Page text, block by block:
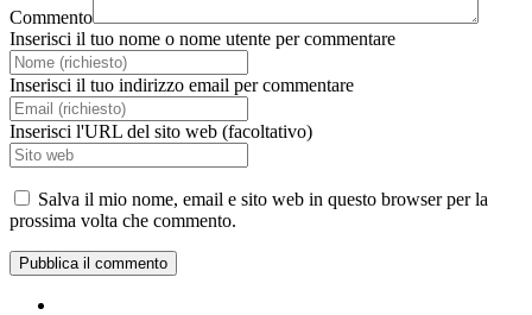
Commento
Inserisci il tuo nome o nome utente per commentare
Inserisci il tuo indirizzo email per commentare
Inserisci l'URL del sito web (facoltativo)
Salva il mio nome, email e sito web in questo browser per la
prossima volta che commento.